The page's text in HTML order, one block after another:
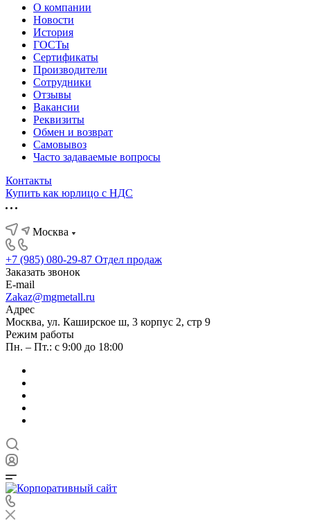
О компании
Новости
История
ГОСТы
Сертификаты
Производители
Сотрудники
Отзывы
Вакансии
Реквизиты
Обмен и возврат
Самовывоз
Часто задаваемые вопросы
Контакты
Купить как юрлицо с НДС
Москва
+7 (985) 080-29-87 Отдел продаж
Заказать звонок
E-mail
Zakaz@mgmetall.ru
Адрес
Москва, ул. Каширское ш, 3 корпус 2, стр 9
Режим работы
Пн. – Пт.: с 9:00 до 18:00